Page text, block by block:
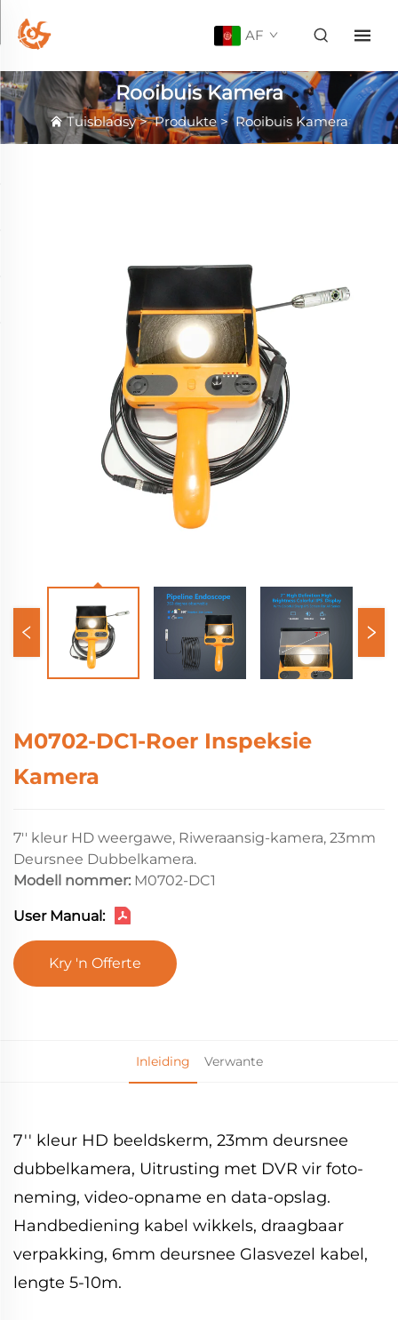
AF
Rooibuis Kamera
Tuisbladsy>Produkte>Rooibuis Kamera
M0702-DC1-Roer Inspeksie
Kamera
7'' kleur HD weergawe, Riweraansig-kamera, 23mm
Deursnee Dubbelkamera.
Modell nommer: M0702-DC1
User Manual:
Kry 'n Offerte
Inleiding Verwante
7'' kleur HD beeldskerm, 23mm deursnee
dubbelkamera, Uitrusting met DVR vir foto-
neming, video-opname en data-opslag.
Handbediening kabel wikkels, draagbaar
verpakking, 6mm deursnee Glasvezel kabel,
lengte 5-10m.